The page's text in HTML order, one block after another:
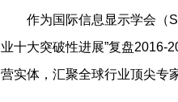
作为国际信息显示学会（
业十大突破性进展”复盘2016-
营实体，汇聚全球行业顶尖专